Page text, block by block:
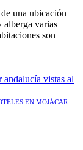
una ubicación
alberga varias
son
EN MOJÁCAR